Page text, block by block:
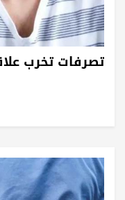
تصرفات تخرب